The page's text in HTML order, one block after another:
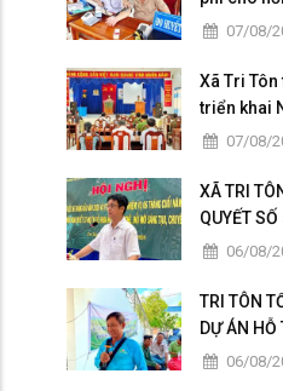
Thuận.
07/08/
Xã Tri
triển khai
và Nghị
07/08/
XÃ TRI
QUYẾT
KHOA06/08/
TRI TÔN
DỰ ÁN HỖ
LƯỢNG
06/08/